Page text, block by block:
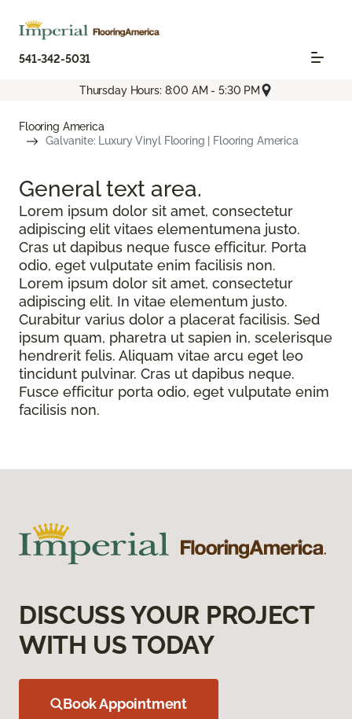
541-342-5031
Thursday Hours: 8:00 AM - 5:30 PM
Flooring America
Galvanite: Luxury Vinyl Flooring | Flooring America
General text area.
Lorem ipsum dolor sit amet, consectetur
adipiscing elit vitaes elementumena justo.
Cras ut dapibus neque fusce efficitur. Porta
odio, eget vulputate enim facilisis non.
Lorem ipsum dolor sit amet, consectetur
adipiscing elit. In vitae elementum justo.
Curabitur varius dolor a placerat facilisis. Sed
ipsum quam, pharetra ut sapien in, scelerisque
hendrerit felis. Aliquam vitae arcu eget leo
tincidunt pulvinar. Cras ut dapibus neque.
Fusce efficitur porta odio, eget vulputate enim
facilisis non.
DISCUSS YOUR PROJECT
WITH US TODAY
Book Appointment